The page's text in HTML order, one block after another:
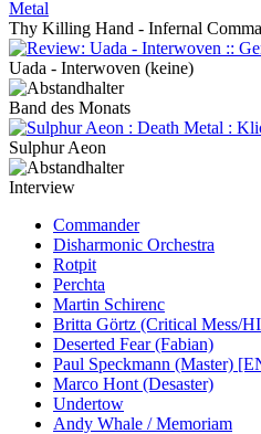
Thy Killing Hand - Infernal
Uada - Interwoven (keine)
Band des Monats
Sulphur Aeon
Interview
Commander
Disharmonic Orchestra
Rotpit
Perchta
Martin Schirenc
Britta Görtz (Critical Mess/
Deserted Fear (Fabian)
Paul Speckmann (Master)
Marco Hont (Desaster)
Undertow
Andy Whale / Memoriam